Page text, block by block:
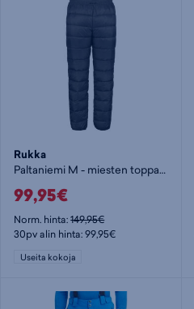
Rukka
Paltaniemi M - miesten toppahousut
99,95€
Norm. hinta:149,95€
30pv alin hinta: 99,95€
Useita kokoja